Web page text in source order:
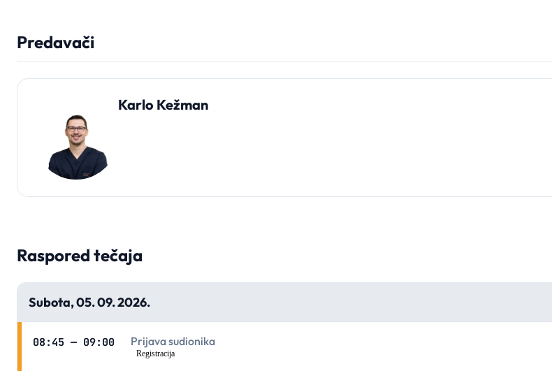
Predavači
Karlo Kežman
Raspored tečaja
Subota, 05. 09. 2026.
08:45 — 09:00 Prijava sudionika
Registracija